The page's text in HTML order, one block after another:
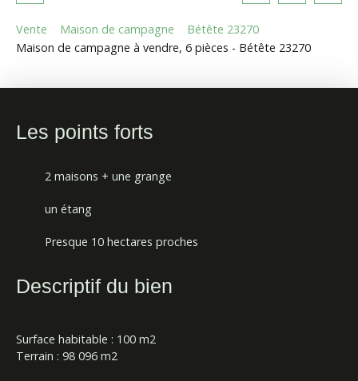
Vente Maison de campagne
Bétête 23270
Maison de campagne à vendre, 6 pièces - Bétête 23270
Les points forts
2 maisons + une grange
un étang
Presque 10 hectares proches
Descriptif du bien
Surface habitable : 100 m2
Terrain : 98 096 m2